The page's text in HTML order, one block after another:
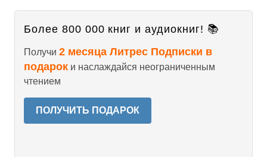
Более 800 000 книг и аудиокниг! 📚
Получи 2 месяца Литрес Подписки в
подарок и наслаждайся неограниченным
чтением
ПОЛУЧИТЬ ПОДАРОК